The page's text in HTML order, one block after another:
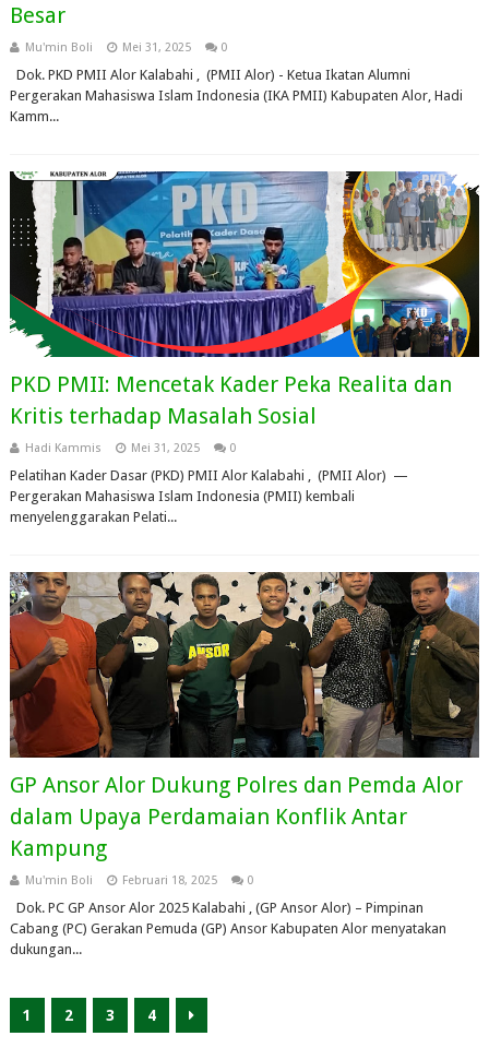
Besar
Mu'min Boli Mei 31, 2025 0
Dok. PKD PMII Alor Kalabahi , (PMII Alor) - Ketua Ikatan Alumni
Pergerakan Mahasiswa Islam Indonesia (IKA PMII) Kabupaten Alor, Hadi
Kamm...
PKD PMII: Mencetak Kader Peka Realita dan
Kritis terhadap Masalah Sosial
Hadi Kammis Mei 31, 2025 0
Pelatihan Kader Dasar (PKD) PMII Alor Kalabahi , (PMII Alor) —
Pergerakan Mahasiswa Islam Indonesia (PMII) kembali
menyelenggarakan Pelati...
GP Ansor Alor Dukung Polres dan Pemda Alor
dalam Upaya Perdamaian Konflik Antar
Kampung
Mu'min Boli Februari 18, 2025 0
Dok. PC GP Ansor Alor 2025 Kalabahi , (GP Ansor Alor) – Pimpinan
Cabang (PC) Gerakan Pemuda (GP) Ansor Kabupaten Alor menyatakan
dukungan...
1 2 3 4